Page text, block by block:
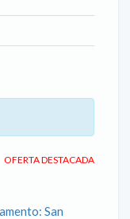
OFERTA DESTACADA
San